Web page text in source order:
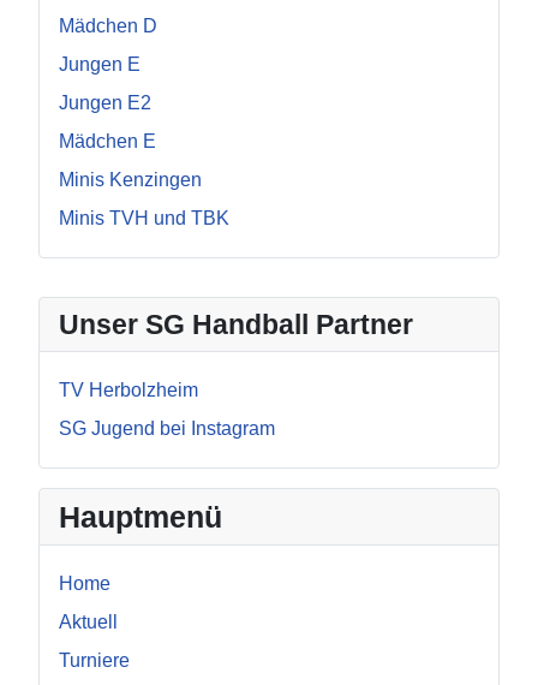
Unser SG Handball Partner
TV Herbolzheim
SG Jugend bei Instagram
Hauptmenü
Home
Aktuell
Turniere
Mädchen D
Jungen E
Jungen E2
Mädchen E
Minis Kenzingen
Minis TVH und TBK